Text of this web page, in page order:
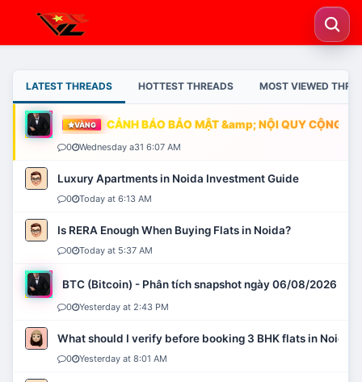
LATEST THREADS HOTTEST THREADS MOST VIEWED
VÀNG CẢNH BÁO BẢO MẬT &amp; NỘI QUY CỘNG
0 Wednesday a31 6:07 AM
Luxury Apartments in Noida Investment Guide
0 Today at 6:13 AM
Is RERA Enough When Buying Flats in Noida?
0 Today at 5:37 AM
BTC (Bitcoin) - Phân tích snapshot ngày 06/08/2026
0 Yesterday at 2:43 PM
What should I verify before booking 3 BHK flats in Noida?
0 Yesterday at 8:01 AM